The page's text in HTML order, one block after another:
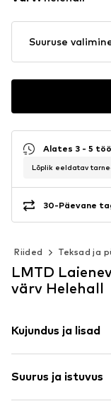
Suuruse
Alates 3 - 5
Lõplik eeldatav
30-Päevane
Riided Teksad ja
LMTD
värv Helehall
Kujundus ja lisad
Teksad
Heleda
Suurus ja istuvus